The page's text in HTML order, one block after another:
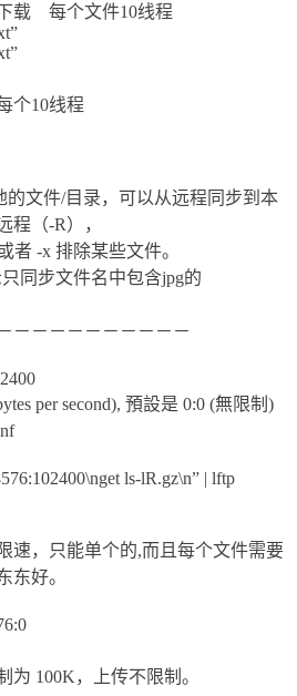
载 每个文件10线程
个10线程
的文件/目录，可以从远程同步到本
程（-R），
者 -x 排除某些文件。
同步文件名中包含jpg的
－－－－－－－－－－
per second), 預設是 0:0 (無限制)
ls-lR.gz\n” | lftp
速，只能单个的,而且每个文件需要
东好。
为 100K，上传不限制。